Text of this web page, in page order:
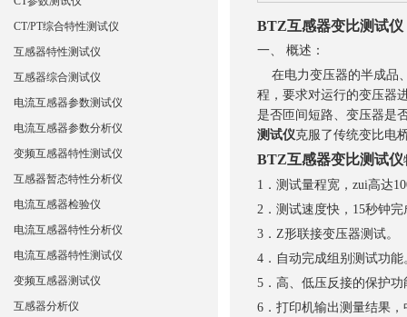
BTZ互感器变比测试仪
一、 概述：
在电力变压器的半成品
程，要求对运行的变压器
是否匝间短路、变压器是
测试仪克服了传统变比电
BTZ互感器变比测试仪
1．测试量程宽，zui高达
2．测试速度快，15秒钟
3．Ζ形联接变压器测试。
4．自动完成组别测试功能
5．高、低压反接的保护
6．打印机输出测量结果
CT/PT综合特性测试仪
互感器特性测试仪
互感器综合测试仪
电流互感器参数测试仪
电流互感器参数分析仪
变频互感器特性测试仪
互感器暂态特性分析仪
电流互感器检验仪
电流互感器特性分析仪
电流互感器特性测试仪
变频互感器测试仪
互感器分析仪